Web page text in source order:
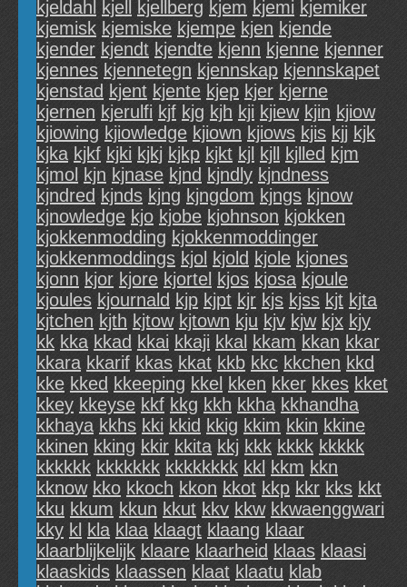
kjeldahl
kjell kjellberg kjem kjemi kjemiker
kjemisk kjemiske kjempe kjen kjende
kjender kjendt kjendte kjenn kjenne kjenner
kjennes kjennetegn kjennskap kjennskapet
kjenstad kjent kjente kjep kjer kjerne
kjernen kjerulfi kjf kjg kjh kji kjiew kjin kjiow
kjiowing kjiowledge kjiown kjiows kjis kjj kjk
kjka kjkf kjki kjkj kjkp kjkt kjl kjll kjlled kjm
kjmol kjn kjnase kjnd kjndly kjndness
kjndred kjnds kjng kjngdom kjngs kjnow
kjnowledge kjo kjobe kjohnson kjokken
kjokkenmodding kjokkenmoddinger
kjokkenmoddings kjol kjold kjole kjones
kjonn kjor kjore kjortel kjos kjosa kjoule
kjoules kjournald kjp kjpt kjr kjs kjss kjt kjta
kjtchen kjth kjtow kjtown kju kjv kjw kjx kjy
kk kka kkad kkai kkaji kkal kkam kkan kkar
kkara kkarif kkas kkat kkb kkc kkchen kkd
kke kked kkeeping kkel kken kker kkes kket
kkey kkeyse kkf kkg kkh kkha kkhandha
kkhaya kkhs kki kkid kkig kkim kkin kkine
kkinen kking kkir kkita kkj kkk kkkk kkkkk
kkkkkk kkkkkkk kkkkkkkk kkl kkm kkn
kknow kko kkoch kkon kkot kkp kkr kks kkt
kku kkum kkun kkut kkv kkw kkwaenggwari
kky kl kla klaa klaagt klaang klaar
klaarblijkelijk klaare klaarheid klaas klaasi
klaaskids klaassen klaat klaatu klab